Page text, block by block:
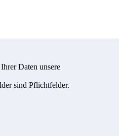
Daten unsere
sind Pflichtfelder.